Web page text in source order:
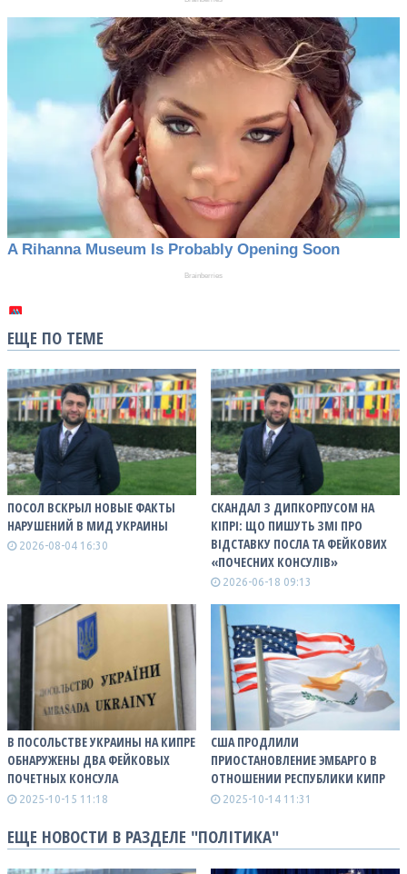
ЕЩЕ ПО ТЕМЕ
ПОСОЛ ВСКРЫЛ НОВЫЕ ФАКТЫ
НАРУШЕНИЙ В МИД УКРАИНЫ
2026-08-04 16:30
СКАНДАЛ З ДИПКОРПУСОМ НА
КІПРІ: ЩО ПИШУТЬ ЗМІ ПРО
ВІДСТАВКУ ПОСЛА ТА ФЕЙКОВИХ
«ПОЧЕСНИХ КОНСУЛІВ»
2026-06-18 09:13
В ПОСОЛЬСТВЕ УКРАИНЫ НА КИПРЕ
ОБНАРУЖЕНЫ ДВА ФЕЙКОВЫХ
ПОЧЕТНЫХ КОНСУЛА
2025-10-15 11:18
США ПРОДЛИЛИ
ПРИОСТАНОВЛЕНИЕ ЭМБАРГО В
ОТНОШЕНИИ РЕСПУБЛИКИ КИПР
2025-10-14 11:31
ЕЩЕ НОВОСТИ В РАЗДЕЛЕ "ПОЛІТИКА"